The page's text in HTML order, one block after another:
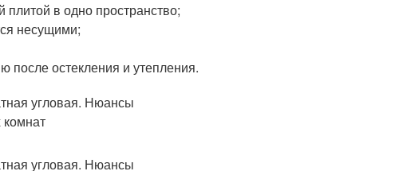
в одно пространство;
несущими;
после остекления и утепления.